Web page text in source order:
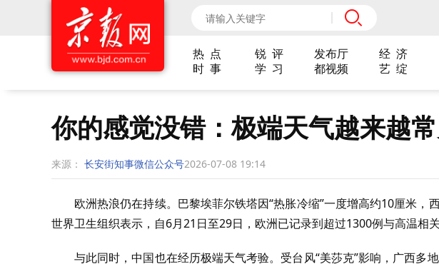
热 点 锐 评 发布厅 经 济
时 事
学 习 都视频 艺 绽
你的感觉没错：极端天气越来越
来源： 长安街知事微信公众号2026-07-08 19:14
欧洲热浪仍在持续。巴黎埃菲尔铁塔因“热胀冷缩”一度增高约10厘米，
世界卫生组织表示，自6月21日至29日，欧洲已记录到超过1300例与高温相关
与此同时，中国也在经历极端天气考验。受台风“美莎克”影响，广西多